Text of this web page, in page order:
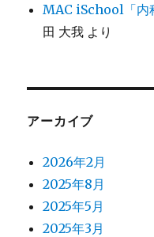
MAC iSchool「内
田 大我 より
アーカイブ
2026年2月
2025年8月
2025年5月
2025年3月